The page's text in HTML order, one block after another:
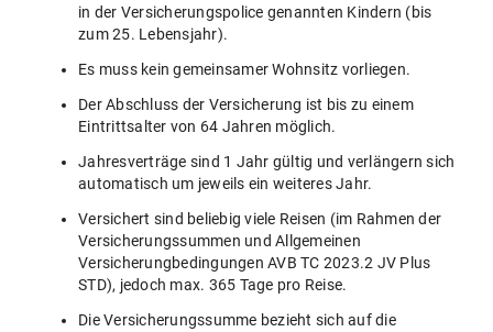
in der Versicherungspolice genannten Kindern (bis
zum 25. Lebensjahr).
Es muss kein gemeinsamer Wohnsitz vorliegen.
Der Abschluss der Versicherung ist bis zu einem
Eintrittsalter von 64 Jahren möglich.
Jahresverträge sind 1 Jahr gültig und verlängern sich
automatisch um jeweils ein weiteres Jahr.
Versichert sind beliebig viele Reisen (im Rahmen der
Versicherungssummen und Allgemeinen
Versicherungbedingungen AVB TC 2023.2 JV Plus
STD), jedoch max. 365 Tage pro Reise.
Die Versicherungssumme bezieht sich auf die